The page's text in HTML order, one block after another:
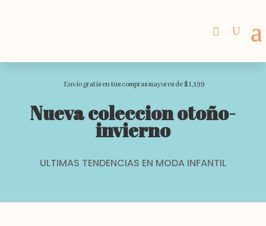
Envio gratis en tus compras mayores de $1,199
Nueva coleccion otoño-
invierno
ULTIMAS TENDENCIAS EN MODA INFANTIL